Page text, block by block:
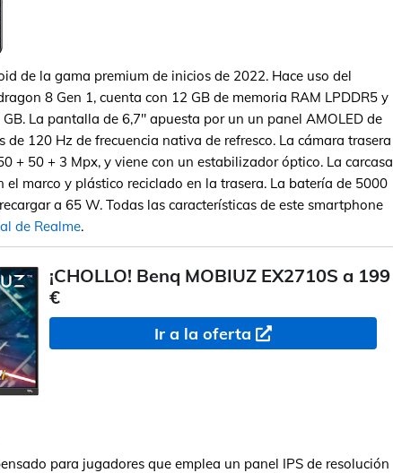
de la gama premium de inicios de 2022. Hace uso del
8 Gen 1, cuenta con 12 GB de memoria RAM LPDDR5 y
La pantalla de 6,7" apuesta por un un panel AMOLED de
120 Hz de frecuencia nativa de refresco. La cámara trasera
+ 50 + 3 Mpx, y viene con un estabilizador óptico. La carcasa
marco y plástico reciclado en la trasera. La batería de 5000
a 65 W. Todas las características de este smartphone
de Realme.
¡CHOLLO! Benq MOBIUZ EX2710S a 199
€
Ir a la oferta
para jugadores que emplea un panel IPS de resolución